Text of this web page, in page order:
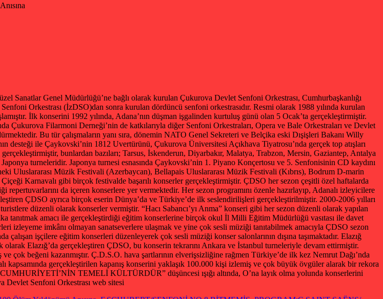
Sanatlar Genel Müdürlüğü’ne bağlı olarak kurulan Çukurova Devlet Senfoni Orkestrası, Cumhurbaşkanlığı
Orkestrası (İzDSO)dan sonra kurulan dördüncü senfoni orkestrasıdır. Resmi olarak 1988 yılında kurulan
İlk konserini 1992 yılında, Adana’nın düşman işgalinden kurtuluş günü olan 5 Ocak’ta gerçekleştirmiştir.
Çukurova Filarmoni Derneği’nin de katkılarıyla diğer Senfoni Orkestraları, Opera ve Bale Orkestraları ve Devlet
Bu tür çalışmaların yanı sıra, dönemin NATO Genel Sekreteri ve Belçika eski Dışişleri Bakanı Willy
desteği ile Çaykovski’nin 1812 Uvertürünü, Çukurova Üniversitesi Açıkhava Tiyatrosu’nda gerçek top atışları
bunlardan bazıları; Tarsus, İskenderun, Diyarbakır, Malatya, Trabzon, Mersin, Gaziantep, Antalya
turneleridir. Japonya turnesi esnasında Çaykovski’nin 1. Piyano Konçertosu ve 5. Senfonisinin CD kaydını
Uluslararası Müzik Festivali (Azerbaycan), Bellapais Uluslararası Müzik Festivali (Kıbrıs), Bodrum D-marin
Karnavalı gibi birçok festivalde başarılı konserler gerçekleştirmiştir. ÇDSO her sezon çeşitli özel haftalarda
da içeren konserlere yer vermektedir. Her sezon programını özenle hazırlayıp, Adanalı izleyicilere
ÇDSO ayrıca birçok eserin Dünya’da ve Türkiye’de ilk seslendirilişleri gerçekleştirilmiştir. 2000-2006 yılları
düzenli olarak konserler vermiştir. “Hacı Sabancı’yı Anma” konseri gibi her sezon düzenli olarak yapılan
tanıtmak amacı ile gerçekleştirdiği eğitim konserlerine birçok okul İl Milli Eğitim Müdürlüğü vasıtası ile davet
izleyeme imkânı olmayan sanatseverlere ulaşmak ve yine çok sesli müziği tanıtabilmek amacıyla ÇDSO sezon
işçilere eğitim konserleri düzenleyerek çok sesli müziği konser salonlarının dışına taşımaktadır. Elazığ
Elazığ’da gerçekleştiren ÇDSO, bu konserin tekrarını Ankara ve İstanbul turneleriyle devam ettirmiştir.
beğeni kazanmıştır. Ç.D.S.O. hava şartlarının elverişsizliğine rağmen Türkiye’de ilk kez Nemrut Dağı’nda
gerçekleştirilen kapanış konserini yaklaşık 100.000 kişi izlemiş ve çok büyük övgüler alarak bir rekora
TEMELİ KÜLTÜRDÜR” düşüncesi ışığı altında, O’na layık olma yolunda konserlerini
Devlet Senfoni Orkestrası web sitesi